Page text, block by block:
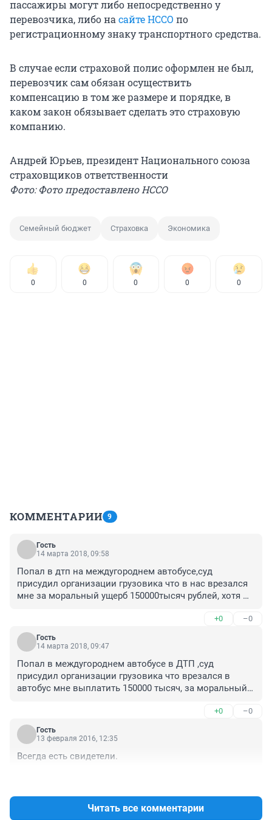
пассажиры могут либо непосредственно у
перевозчика, либо на сайте НССО по
регистрационному знаку транспортного средства.
В случае если страховой полис оформлен не был,
перевозчик сам обязан осуществить
компенсацию в том же размере и порядке, в
каком закон обязывает сделать это страховую
компанию.
Андрей Юрьев, президент Национального союза
страховщиков ответственности
Фото: Фото предоставлено НССО
Семейный бюджет Страховка Экономика
0 0 0 0 0
КОММЕНТАРИИ 9
Гость
14 марта 2018, 09:58
Попал в дтп на междугороднем автобусе,суд
присудил организации грузовика что в нас врезался
мне за моральный ущерб 150000тысяч рублей, хотя
сделать,а как получить страховку с автовокзала где
мы покупаем билеты и платим за страховку,или они
только судятся за свои автобусы чтобы получить
+0 –0
Гость
14 марта 2018, 09:47
Попал в междугороднем автобусе в ДТП ,суд
присудил организации грузовика что врезался в
автобус мне выплатить 150000 тысяч, за моральный
больницы что оторвалась селезёнка, аппендицит и
многое другое вобщем остался инвалидом а как же
по страховке от автовокзала мы ведь платим за
оплачивать кто потерпел и получил увечье,или
+0 –0
Гость
13 февраля 2016, 12:35
Всегда есть свидетели.
Читать все комментарии